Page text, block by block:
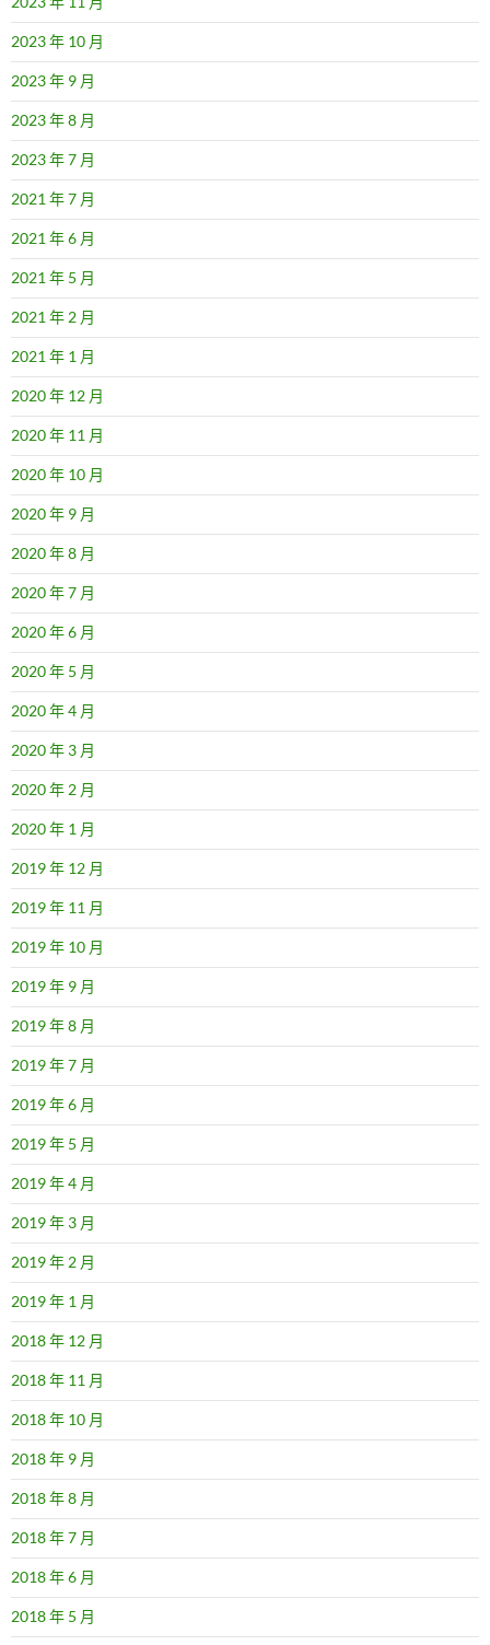
2023 年 10 月
2023 年 9 月
2023 年 8 月
2023 年 7 月
2021 年 7 月
2021 年 6 月
2021 年 5 月
2021 年 2 月
2021 年 1 月
2020 年 12 月
2020 年 11 月
2020 年 10 月
2020 年 9 月
2020 年 8 月
2020 年 7 月
2020 年 6 月
2020 年 5 月
2020 年 4 月
2020 年 3 月
2020 年 2 月
2020 年 1 月
2019 年 12 月
2019 年 11 月
2019 年 10 月
2019 年 9 月
2019 年 8 月
2019 年 7 月
2019 年 6 月
2019 年 5 月
2019 年 4 月
2019 年 3 月
2019 年 2 月
2019 年 1 月
2018 年 12 月
2018 年 11 月
2018 年 10 月
2018 年 9 月
2018 年 8 月
2018 年 7 月
2018 年 6 月
2018 年 5 月